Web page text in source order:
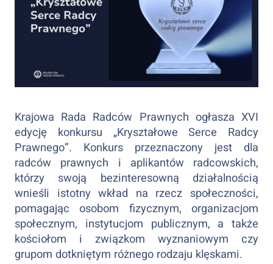
Krajowa Rada Radców Prawnych ogłasza XVI
edycję konkursu „Kryształowe Serce Radcy
Prawnego”. Konkurs przeznaczony jest dla
radców prawnych i aplikantów radcowskich,
którzy swoją bezinteresowną działalnością
wnieśli istotny wkład na rzecz społeczności,
pomagając osobom fizycznym, organizacjom
społecznym, instytucjom publicznym, a także
kościołom i związkom wyznaniowym czy
grupom dotkniętym różnego rodzaju klęskami.